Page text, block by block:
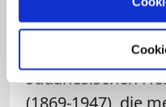
"Internationaler
Reflexion gegen
seit 2015 am
sudanesischen
(1869-1947), die